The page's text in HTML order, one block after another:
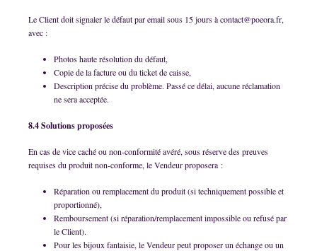
Le Client doit signaler le défaut par email sous 15 jours àcontact@poeora.fr,
avec :
Photos haute résolution du défaut,
Copie de la facture ou du ticket de caisse,
Description précise du problème. Passé ce délai, aucune réclamation
ne sera acceptée.
8.4 Solutions proposées
En cas de vice caché ou non-conformité avéré, sous réserve des preuves
requises du produit non-conforme, le Vendeur proposera :
Réparation ou remplacement du produit (si techniquement possible et
proportionné),
Remboursement (si réparation/remplacement impossible ou refusé par
le Client).
Pour les bijoux fantaisie, le Vendeur peut proposer un échange ou un